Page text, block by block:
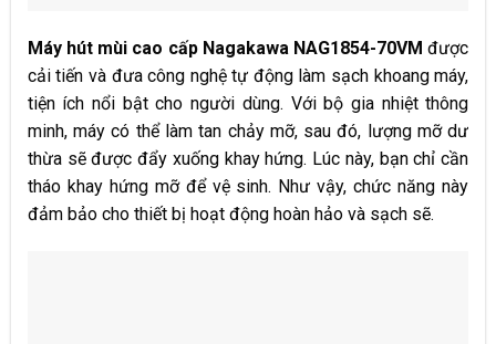
Máy hút mùi cao cấp Nagakawa NAG1854-70VM được
cải tiến và đưa công nghệ tự động làm sạch khoang máy,
tiện ích nổi bật cho người dùng. Với bộ gia nhiệt thông
minh, máy có thể làm tan chảy mỡ, sau đó, lượng mỡ dư
thừa sẽ được đẩy xuống khay hứng. Lúc này, bạn chỉ cần
tháo khay hứng mỡ để vệ sinh. Như vậy, chức năng này
đảm bảo cho thiết bị hoạt động hoàn hảo và sạch sẽ.